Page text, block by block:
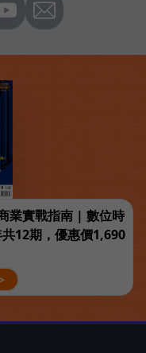
業實戰指南 | 數位時
12期，優惠價1,690